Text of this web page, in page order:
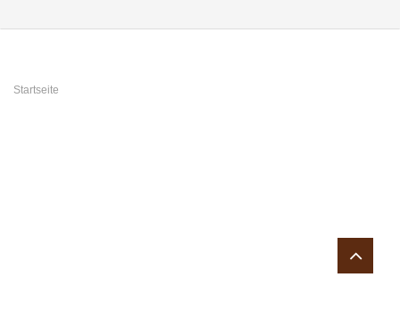
Sie sind hier
Startseite